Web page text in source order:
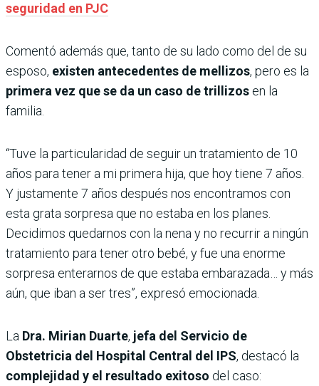
seguridad en PJC
Comentó además que, tanto de su lado como del de su
esposo, existen antecedentes de mellizos, pero es la
primera vez que se da un caso de trillizos en la
familia.
“Tuve la particularidad de seguir un tratamiento de 10
años para tener a mi primera hija, que hoy tiene 7 años.
Y justamente 7 años después nos encontramos con
esta grata sorpresa que no estaba en los planes.
Decidimos quedarnos con la nena y no recurrir a ningún
tratamiento para tener otro bebé, y fue una enorme
sorpresa enterarnos de que estaba embarazada… y más
aún, que iban a ser tres”, expresó emocionada.
La Dra. Mirian Duarte, jefa del Servicio de
Obstetricia del Hospital Central del IPS, destacó la
complejidad y el resultado exitoso del caso: